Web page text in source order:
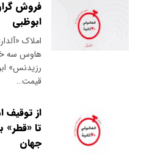
فروش
ابوظبی
املاک
هاوس سه
رزیدنس»
قیمت…
از
تا «قطر»
جهان